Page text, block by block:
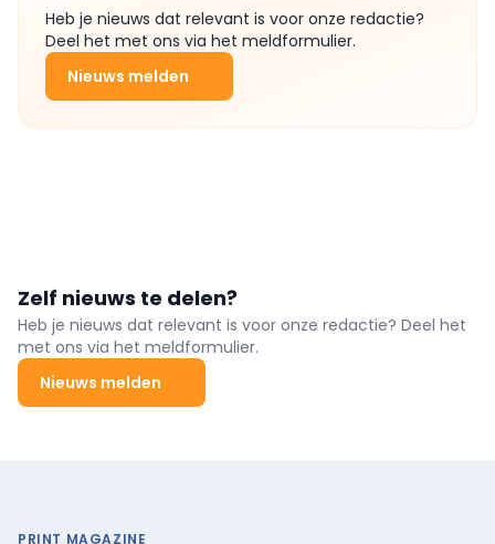
Heb je nieuws dat relevant is voor onze redactie?
Deel het met ons via het meldformulier.
Nieuws melden
Zelf nieuws te delen?
Heb je nieuws dat relevant is voor onze redactie? Deel het
met ons via het meldformulier.
Nieuws melden
PRINT MAGAZINE